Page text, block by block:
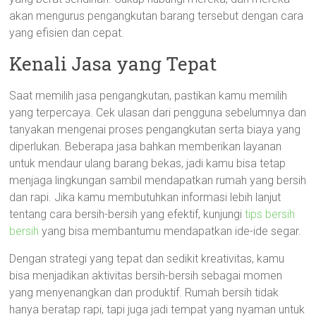
akan mengurus pengangkutan barang tersebut dengan cara
yang efisien dan cepat.
Kenali Jasa yang Tepat
Saat memilih jasa pengangkutan, pastikan kamu memilih
yang terpercaya. Cek ulasan dari pengguna sebelumnya dan
tanyakan mengenai proses pengangkutan serta biaya yang
diperlukan. Beberapa jasa bahkan memberikan layanan
untuk mendaur ulang barang bekas, jadi kamu bisa tetap
menjaga lingkungan sambil mendapatkan rumah yang bersih
dan rapi. Jika kamu membutuhkan informasi lebih lanjut
tentang cara bersih-bersih yang efektif, kunjungitips bersih
bersih yang bisa membantumu mendapatkan ide-ide segar.
Dengan strategi yang tepat dan sedikit kreativitas, kamu
bisa menjadikan aktivitas bersih-bersih sebagai momen
yang menyenangkan dan produktif. Rumah bersih tidak
hanya beratap rapi, tapi juga jadi tempat yang nyaman untuk